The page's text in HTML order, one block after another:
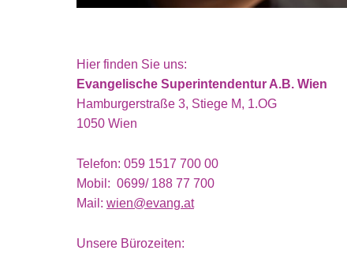
Hier finden Sie uns:
Evangelische Superintendentur A.B. Wien
Hamburgerstraße 3, Stiege M, 1.OG
1050 Wien
Telefon: 059 1517 700 00
Mobil: 0699/ 188 77 700
Mail: wien@evang.at
Unsere Bürozeiten: